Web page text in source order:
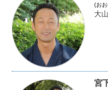
(お
大
宮